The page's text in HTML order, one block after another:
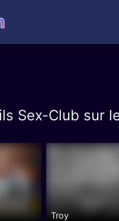
Sex-Club sur
Troy